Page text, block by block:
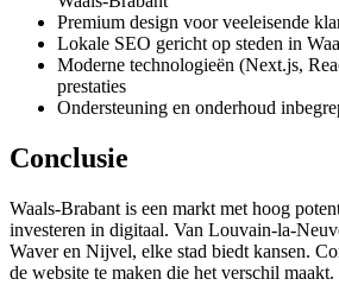
Premium design voor veeleisende
Lokale SEO gericht op steden in
Moderne technologieën (Next.js,
prestaties
Ondersteuning en onderhoud
Conclusie
Waals-Brabant is een markt met hoog
investeren in digitaal. Van Louvain-la-
Waver en Nijvel, elke stad biedt kansen.
de website te maken die het verschil maakt.